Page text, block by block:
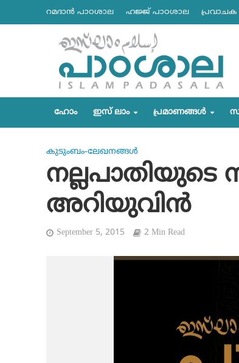
റമദാന്‍ പാഠശാല ഹജ്ജ് പാഠശാല പ്രവാചക
ഹോം ഇസ് ലാം പ്രമാണങ്ങള്‍
കുടുംബം-ലേഖനങ്ങള്‍
നല്ലപാതിയുടെ
അറിയുവിന്‍
September 5, 2015 2 Min Read